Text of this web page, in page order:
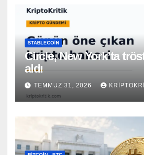
STABLECOIN
Circle, New York’ta
aldı
TEMMUZ 31, 2026